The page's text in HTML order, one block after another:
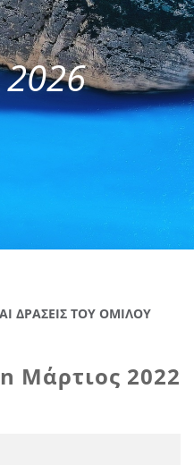
ΔΡΑΣΕΙΣ ΤΟΥ ΟΜΙΛΟΥ
Μάρτιος 2022